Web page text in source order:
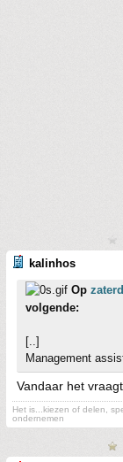
kalinhos
Op
volgende:
[..]
Management
Vandaar het
Het is...kiezen of delen,
ondernemen